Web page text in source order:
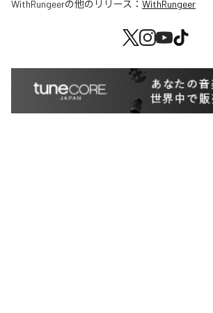
WithRungeerの他のリリース： WithRungeer